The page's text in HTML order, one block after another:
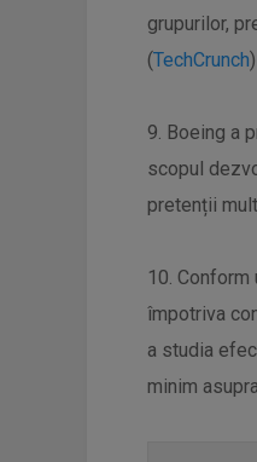
grupurilor,
(TechCrunch)
9. Boeing a
scopul
pretenții
10.
împotriva
a studia
minim